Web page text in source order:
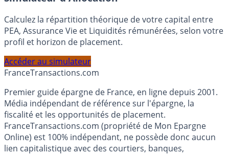
Simulateur d'Allocation
Calculez la répartition théorique de votre capital entre
PEA, Assurance Vie et Liquidités rémunérées, selon votre
profil et horizon de placement.
Accéder au simulateur
FranceTransactions.com
Premier guide épargne de France, en ligne depuis 2001.
Média indépendant de référence sur l'épargne, la
fiscalité et les opportunités de placement.
FranceTransactions.com (propriété de Mon Epargne
Online) est 100% indépendant, ne possède donc aucun